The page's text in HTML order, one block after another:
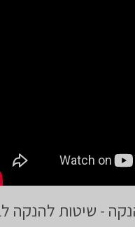
- שיטות להנקה